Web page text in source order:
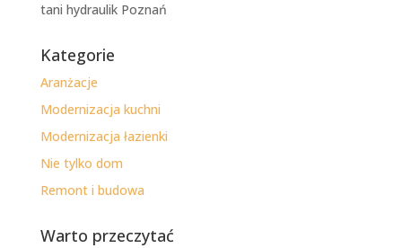
tani hydraulik Poznań
Kategorie
Aranżacje
Modernizacja kuchni
Modernizacja łazienki
Nie tylko dom
Remont i budowa
Warto przeczytać